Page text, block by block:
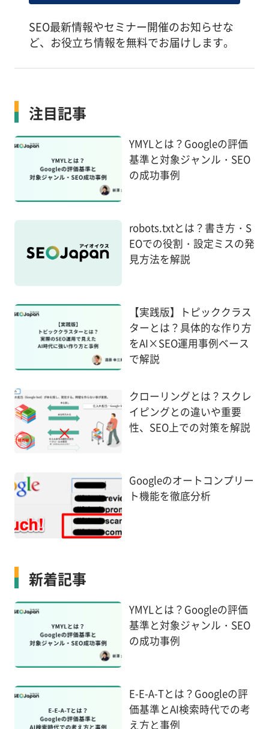
SEO最新情報やセミナー開催のお知らせな
ど、お役立ち情報を無料でお届けします。
注目記事
YMYLとは？Googleの評価
基準と対象ジャンル・SEO
の成功事例
robots.txtとは？書き方・S
EOでの役割・設定ミスの発
見方法を解説
【実践版】トピッククラス
ターとは？具体的な作り方
をAI×SEO運用事例ベース
で解説
クローリングとは？スクレ
イピングとの違いや重要
性、SEO上での対策を解説
Googleのオートコンプリー
ト機能を徹底分析
新着記事
YMYLとは？Googleの評価
基準と対象ジャンル・SEO
の成功事例
E-E-A-Tとは？Googleの評
価基準とAI検索時代での考
え方と事例